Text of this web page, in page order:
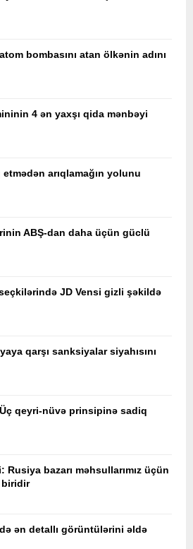
bombasını atan ölkənin adını
4 ən yaxşı qida mənbəyi
arıqlamağın yolunu
ABŞ-dan daha üçün güclü
JD Vensi gizli şəkildə
qarşı sanksiyalar siyahısını
qeyri-nüvə prinsipinə sadiq
Rusiya bazarı məhsullarımız üçün
biridir
ən detallı görüntülərini əldə